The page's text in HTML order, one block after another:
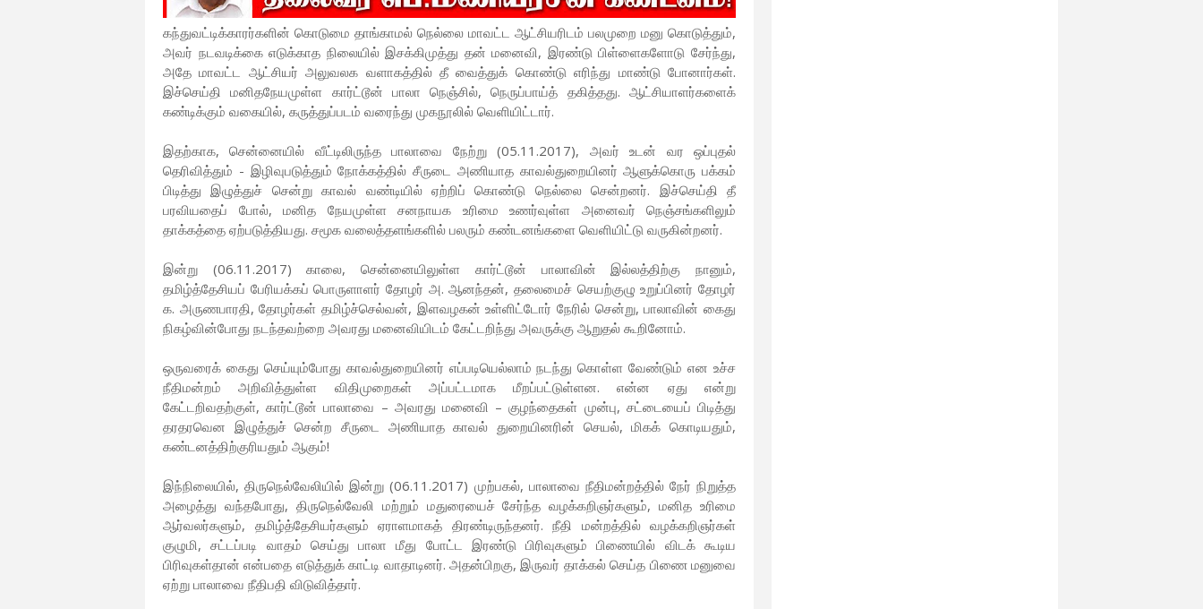
கந்துவட்டிக்காரர்களின் கொடுமை தாங்காமல் நெல்லை மாவட்ட ஆட்சியரிடம் பலமுறை மனு கொடுத்தும்,
அவர் நடவடிக்கை எடுக்காத நிலையில் இசக்கிமுத்து தன் மனைவி, இரண்டு பிள்ளைகளோடு சேர்ந்து,
அதே மாவட்ட ஆட்சியர் அலுவலக வளாகத்தில் தீ வைத்துக் கொண்டு எரிந்து மாண்டு போனார்கள்.
இச்செய்தி மனிதநேயமுள்ள கார்ட்டூன் பாலா நெஞ்சில், நெருப்பாய்த் தகித்தது. ஆட்சியாளர்களைக்
கண்டிக்கும் வகையில், கருத்துப்படம் வரைந்து முகநூலில் வெளியிட்டார்.
இதற்காக, சென்னையில் வீட்டிலிருந்த பாலாவை நேற்று (05.11.2017), அவர் உடன் வர ஒப்புதல்
தெரிவித்தும் - இழிவுபடுத்தும் நோக்கத்தில் சீருடை அணியாத காவல்துறையினர் ஆளுக்கொரு பக்கம்
பிடித்து இழுத்துச் சென்று காவல் வண்டியில் ஏற்றிப் கொண்டு நெல்லை சென்றனர். இச்செய்தி தீ
பரவியதைப் போல், மனித நேயமுள்ள சனநாயக உரிமை உணர்வுள்ள அனைவர் நெஞ்சங்களிலும்
தாக்கத்தை ஏற்படுத்தியது. சமூக வலைத்தளங்களில் பலரும் கண்டனங்களை வெளியிட்டு வருகின்றனர்.
இன்று (06.11.2017) காலை, சென்னையிலுள்ள கார்ட்டூன் பாலாவின் இல்லத்திற்கு நானும்,
தமிழ்த்தேசியப் பேரியக்கப் பொருளாளர் தோழர் அ. ஆனந்தன், தலைமைச் செயற்குழு உறுப்பினர் தோழர்
க. அருணபாரதி, தோழர்கள் தமிழ்ச்செல்வன், இளவழகன் உள்ளிட்டோர் நேரில் சென்று, பாலாவின் கைது
நிகழ்வின்போது நடந்தவற்றை அவரது மனைவியிடம் கேட்டறிந்து அவருக்கு ஆறுதல் கூறினோம்.
ஒருவரைக் கைது செய்யும்போது காவல்துறையினர் எப்படியெல்லாம் நடந்து கொள்ள வேண்டும் என உச்ச
நீதிமன்றம் அறிவித்துள்ள விதிமுறைகள் அப்பட்டமாக மீறப்பட்டுள்ளன. என்ன ஏது என்று
கேட்டறிவதற்குள், கார்ட்டூன் பாலாவை – அவரது மனைவி – குழந்தைகள் முன்பு, சட்டையைப் பிடித்து
தரதரவென இழுத்துச் சென்ற சீருடை அணியாத காவல் துறையினரின் செயல், மிகக் கொடியதும்,
கண்டனத்திற்குரியதும் ஆகும்!
இந்நிலையில், திருநெல்வேலியில் இன்று (06.11.2017) முற்பகல், பாலாவை நீதிமன்றத்தில் நேர் நிறுத்த
அழைத்து வந்தபோது, திருநெல்வேலி மற்றும் மதுரையைச் சேர்ந்த வழக்கறிஞர்களும், மனித உரிமை
ஆர்வலர்களும், தமிழ்த்தேசியர்களும் ஏராளமாகத் திரண்டிருந்தனர். நீதி மன்றத்தில் வழக்கறிஞர்கள்
குழுமி, சட்டப்படி வாதம் செய்து பாலா மீது போட்ட இரண்டு பிரிவுகளும் பிணையில் விடக் கூடிய
பிரிவுகள்தான் என்பதை எடுத்துக் காட்டி வாதாடினர். அதன்பிறகு, இருவர் தாக்கல் செய்த பிணை மனுவை
ஏற்று பாலாவை நீதிபதி விடுவித்தார்.